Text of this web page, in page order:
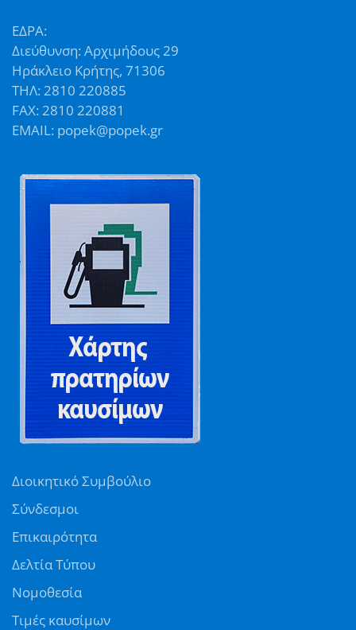
ΕΔΡΑ:
Διεύθυνση: Αρχιμήδους 29
Ηράκλειο Κρήτης, 71306
ΤΗΛ: 2810 220885
FAX: 2810 220881
EMAIL: popek@popek.gr
Διοικητικό Συμβούλιο
Σύνδεσμοι
Επικαιρότητα
Δελτία Τύπου
Νομοθεσία
Τιμές καυσίμων